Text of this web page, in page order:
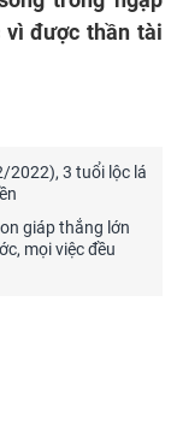
vì được thần tài
2022), 3 tuổi lộc lá
giáp thắng lớn
mọi việc đều